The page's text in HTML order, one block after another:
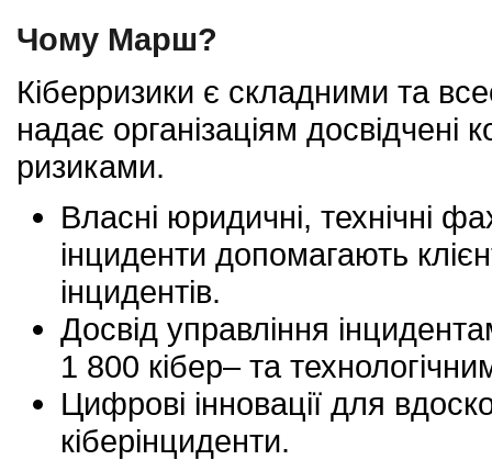
Чому Марш?
Кіберризики є складними та
надає організаціям досвідчені
ризиками.
Власні юридичні, технічні
інциденти допомагають
інцидентів.
Досвід управління
1 800 кібер– та
Цифрові інновації для
кіберінциденти.